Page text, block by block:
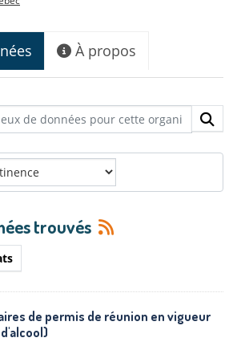
À propos
trouvés
de permis de réunion en vigueur